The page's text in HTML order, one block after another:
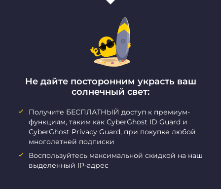
Не дайте посторонним украсть ваш
солнечный свет:
Получите БЕСПЛАТНЫЙ доступ к премиум-
функциям, таким как CyberGhost ID Guard и
CyberGhost Privacy Guard, при покупке любой
многолетней подписки
Воспользуйтесь максимальной скидкой на наш
выделенный IP-адрес